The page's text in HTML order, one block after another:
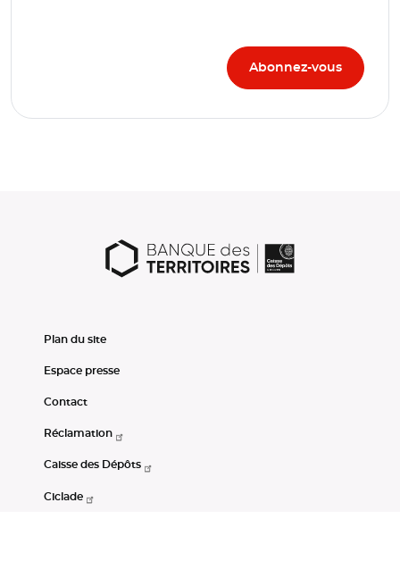
Plan du site
Espace presse
Contact
Réclamation
Caisse des Dépôts
Ciclade